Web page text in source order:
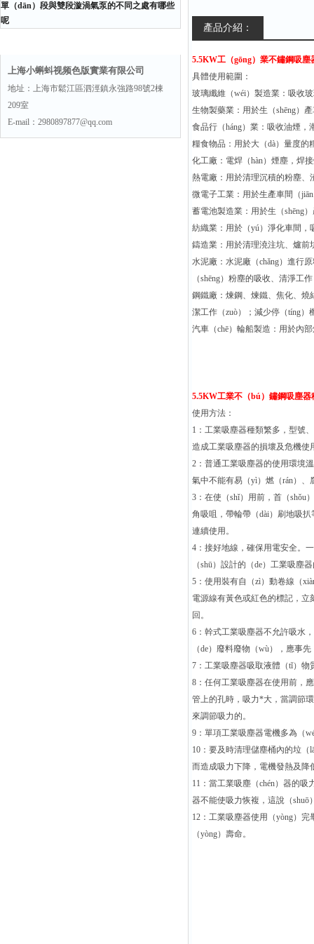
單（dān）段與雙段漩渦氣泵的不同之處有哪些
呢
上海小蝌蚪视频色版實業有限公司
地址：上海市鬆江區泗涇鎮永強路98號2棟
209室
E-mail：2980897877@qq.com
產品介紹：
5.5KW工（gōng）業不鏽鋼吸塵
具體使用範圍：
玻璃纖維（wéi）製造業：吸收
生物製藥業：用於生（shēng）
食品行（háng）業：吸收油煙，
糧食物品：用於大（dà）量度的
化工廠：電焊（hàn）煙塵，焊
熱電廠：用於清理沉積的粉塵、
微電子工業：用於生產車間（
蓄電池製造業：用於生（shēng
紡織業：用於（yú）淨化車間，
鑄造業：用於清理澆注坑、爐前
水泥廠：水泥廠（chǎng）進行
（shēng）粉塵的吸收、清淨工
鋼鐵廠：煉鋼、煉鐵、焦化、燒
潔工作（zuò）；減少停（tíng）
汽車（chē）輪船製造：用於內
5.5KW工業不（bú）鏽鋼吸塵器
使用方法：
1：工業吸塵器種類繁多，型號
造成工業吸塵器的損壞及危機使
2：普通工業吸塵器的使用環境
氣中不能有易（yì）燃（rán）
3：在使（shǐ）用前，首（shǒu
角吸咀，帶輪帶（dài）刷地吸
連續使用。
4：接好地線，確保用電安全。
（shū）設計的（de）工業吸
5：使用裝有自（zì）動卷線（
電源線有黃色或紅色的標記，立
回。
6：幹式工業吸塵器不允許吸水
（de）廢料廢物（wù），應事
7：工業吸塵器吸取液體（tǐ）物
8：任何工業吸塵器在使用前，
管上的孔時，吸力*大，當調節
來調節吸力的。
9：單項工業吸塵器電機多為（
10：要及時清理儲塵桶內的垃
而造成吸力下降，電機發熱及降
11：當工業吸塵（chén）器的
器不能使吸力恢複，這說（
12：工業吸塵器使用（yòng）
（yòng）壽命。